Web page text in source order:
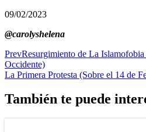
09/02/2023
@carolyshelena
PrevResurgimiento de La
Occidente)
La Primera Protesta (Sobre el 14 de
También te puede